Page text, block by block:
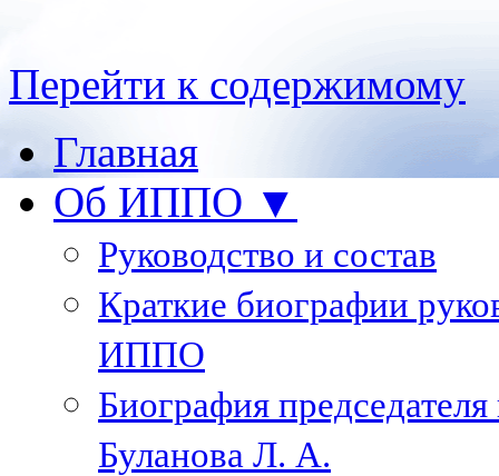
Перейти к содержимому
Главная
Об ИППО ▼
Руководство и состав
Краткие биографии
ИППО
Биография
Буланова Л. А.